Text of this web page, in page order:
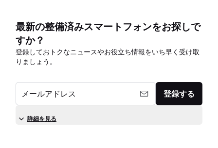
最新の整備済みスマートフォンをお探しで
すか？
登録しておトクなニュースやお役立ち情報をいち早く受け取
りましょう。
メールアドレス 登録する
詳細を見る